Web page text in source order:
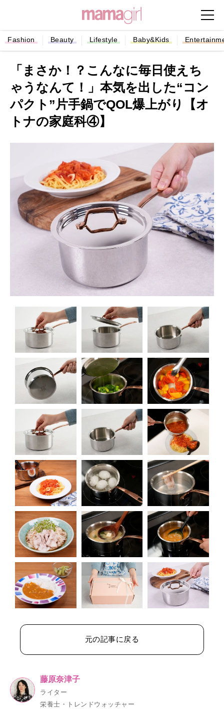
Fashion Beauty Lifestyle Baby&Kids
「まさか！？こんなに毎日使えち
ゃうなんて！」本気を出した“コン
パクト”⽚⼿鍋でQOL爆上がり【オ
トナの家庭科④】
元の記事に戻る
藤原奈津子
ライター
栄養士・トレンドウォッチャー